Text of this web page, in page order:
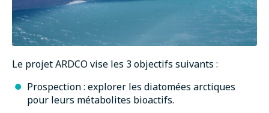
Le projet ARDCO vise les 3 objectifs suivants :
Prospection : explorer les diatomées arctiques
pour leurs métabolites bioactifs.